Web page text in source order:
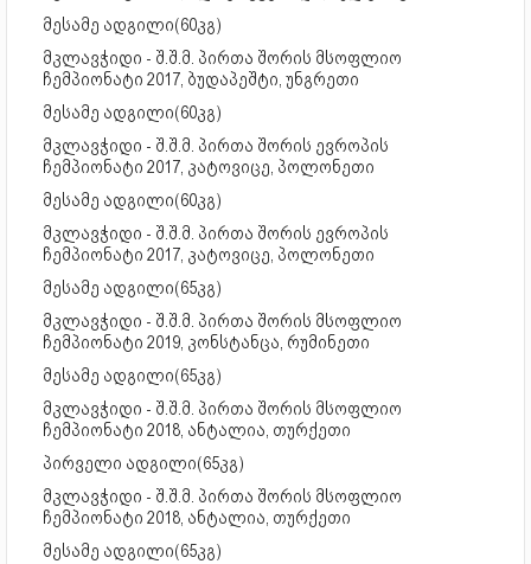
მესამე ადგილი(60კგ)
მკლავჭიდი - შ.შ.მ. პირთა შორის მსოფლიო
ჩემპიონატი 2017, ბუდაპეშტი, უნგრეთი
მესამე ადგილი(60კგ)
მკლავჭიდი - შ.შ.მ. პირთა შორის ევროპის
ჩემპიონატი 2017, კატოვიცე, პოლონეთი
მესამე ადგილი(60კგ)
მკლავჭიდი - შ.შ.მ. პირთა შორის ევროპის
ჩემპიონატი 2017, კატოვიცე, პოლონეთი
მესამე ადგილი(65კგ)
მკლავჭიდი - შ.შ.მ. პირთა შორის მსოფლიო
ჩემპიონატი 2019, კონსტანცა, რუმინეთი
მესამე ადგილი(65კგ)
მკლავჭიდი - შ.შ.მ. პირთა შორის მსოფლიო
ჩემპიონატი 2018, ანტალია, თურქეთი
პირველი ადგილი(65კგ)
მკლავჭიდი - შ.შ.მ. პირთა შორის მსოფლიო
ჩემპიონატი 2018, ანტალია, თურქეთი
მესამე ადგილი(65კგ)